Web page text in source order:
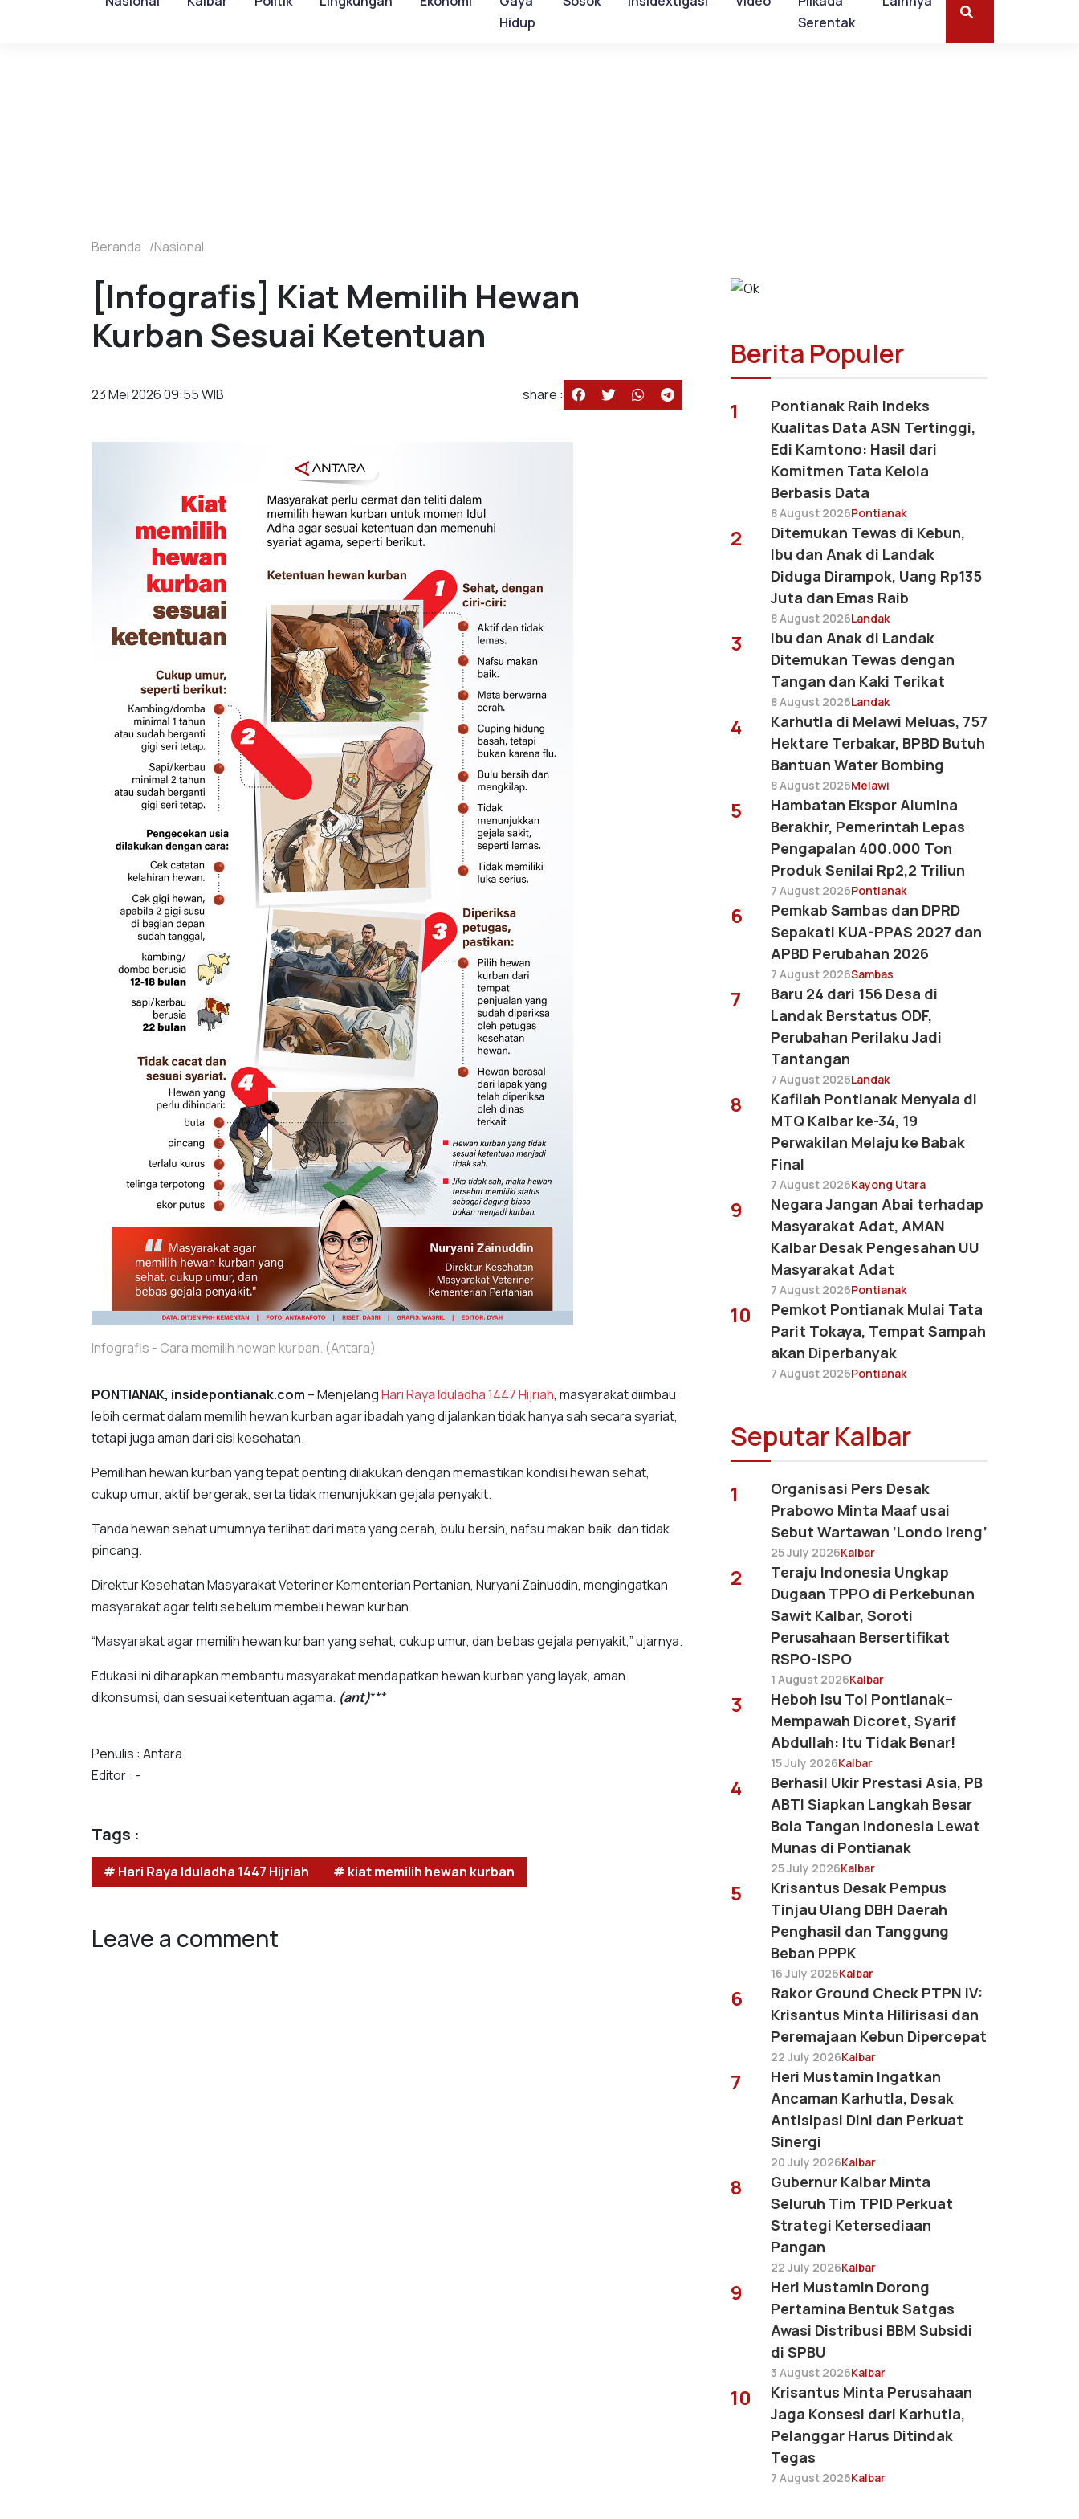
Hidup
Serentak
Beranda Nasional
[Infografis] Kiat Memilih Hewan
Kurban Sesuai Ketentuan
23 Mei 2026 09:55 WIB share :
Infografis - Cara memilih hewan kurban. (Antara)
PONTIANAK, insidepontianak.com – MenjelangHari Raya Iduladha 1447 Hijriah, masyarakat diimbau
lebih cermat dalam memilih hewan kurban agar ibadah yang dijalankan tidak hanya sah secara syariat,
tetapi juga aman dari sisi kesehatan.
Pemilihan hewan kurban yang tepat penting dilakukan dengan memastikan kondisi hewan sehat,
cukup umur, aktif bergerak, serta tidak menunjukkan gejala penyakit.
Tanda hewan sehat umumnya terlihat dari mata yang cerah, bulu bersih, nafsu makan baik, dan tidak
pincang.
Direktur Kesehatan Masyarakat Veteriner Kementerian Pertanian, Nuryani Zainuddin, mengingatkan
masyarakat agar teliti sebelum membeli hewan kurban.
“Masyarakat agar memilih hewan kurban yang sehat, cukup umur, dan bebas gejala penyakit,” ujarnya.
Edukasi ini diharapkan membantu masyarakat mendapatkan hewan kurban yang layak, aman
dikonsumsi, dan sesuai ketentuan agama. (ant)***
Penulis : Antara
Editor : -
Tags :
# Hari Raya Iduladha 1447 Hijriah # kiat memilih hewan kurban
Leave a comment
Berita Populer
1
Pontianak Raih Indeks
Kualitas Data ASN Tertinggi,
Edi Kamtono: Hasil dari
Komitmen Tata Kelola
Berbasis Data
8 August 2026Pontianak
2
Ditemukan Tewas di Kebun,
Ibu dan Anak di Landak
Diduga Dirampok, Uang Rp135
Juta dan Emas Raib
8 August 2026Landak
3
Ibu dan Anak di Landak
Ditemukan Tewas dengan
Tangan dan Kaki Terikat
8 August 2026Landak
4
Karhutla di Melawi Meluas, 757
Hektare Terbakar, BPBD Butuh
Bantuan Water Bombing
8 August 2026Melawi
5
Hambatan Ekspor Alumina
Berakhir, Pemerintah Lepas
Pengapalan 400.000 Ton
Produk Senilai Rp2,2 Triliun
7 August 2026Pontianak
6
Pemkab Sambas dan DPRD
Sepakati KUA-PPAS 2027 dan
APBD Perubahan 2026
7 August 2026Sambas
7
Baru 24 dari 156 Desa di
Landak Berstatus ODF,
Perubahan Perilaku Jadi
Tantangan
7 August 2026Landak
8
Kafilah Pontianak Menyala di
MTQ Kalbar ke-34, 19
Perwakilan Melaju ke Babak
Final
7 August 2026Kayong Utara
9
Negara Jangan Abai terhadap
Masyarakat Adat, AMAN
Kalbar Desak Pengesahan UU
Masyarakat Adat
7 August 2026Pontianak
10
Pemkot Pontianak Mulai Tata
Parit Tokaya, Tempat Sampah
akan Diperbanyak
7 August 2026Pontianak
Seputar Kalbar
1
Organisasi Pers Desak
Prabowo Minta Maaf usai
Sebut Wartawan ‘Londo Ireng’
25 July 2026Kalbar
2
Teraju Indonesia Ungkap
Dugaan TPPO di Perkebunan
Sawit Kalbar, Soroti
Perusahaan Bersertifikat
RSPO-ISPO
1 August 2026Kalbar
3
Heboh Isu Tol Pontianak–
Mempawah Dicoret, Syarif
Abdullah: Itu Tidak Benar!
15 July 2026Kalbar
4
Berhasil Ukir Prestasi Asia, PB
ABTI Siapkan Langkah Besar
Bola Tangan Indonesia Lewat
Munas di Pontianak
25 July 2026Kalbar
5
Krisantus Desak Pempus
Tinjau Ulang DBH Daerah
Penghasil dan Tanggung
Beban PPPK
16 July 2026Kalbar
6
Rakor Ground Check PTPN IV:
Krisantus Minta Hilirisasi dan
Peremajaan Kebun Dipercepat
22 July 2026Kalbar
7
Heri Mustamin Ingatkan
Ancaman Karhutla, Desak
Antisipasi Dini dan Perkuat
Sinergi
20 July 2026Kalbar
8
Gubernur Kalbar Minta
Seluruh Tim TPID Perkuat
Strategi Ketersediaan
Pangan
22 July 2026Kalbar
9
Heri Mustamin Dorong
Pertamina Bentuk Satgas
Awasi Distribusi BBM Subsidi
di SPBU
3 August 2026Kalbar
10
Krisantus Minta Perusahaan
Jaga Konsesi dari Karhutla,
Pelanggar Harus Ditindak
Tegas
7 August 2026Kalbar